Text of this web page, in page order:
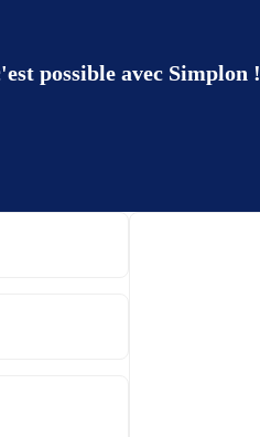
possible avec Simplon !